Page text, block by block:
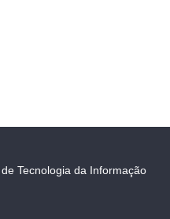
Tecnologia da Informação